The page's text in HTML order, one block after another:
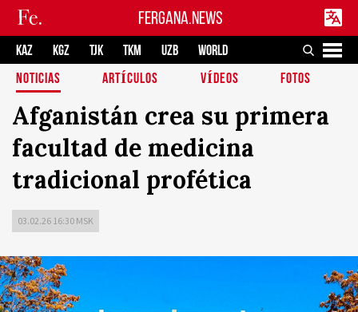
FERGANA.NEWS
KAZ KGZ TJK TKM UZB
WORLD
NOTICIAS
ARTÍCULOS VÍDEOS FOTOS
Afganistán crea su primera
facultad de medicina
tradicional profética
03.02.26 16:30 MSK